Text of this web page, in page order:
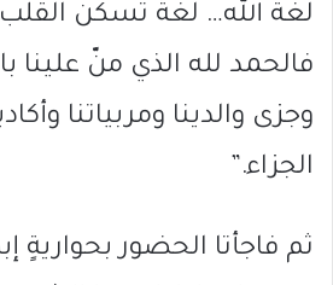
لغة الله… لغةً تسكن
فالحمد لله الذي منّ علينا
وجزى والدينا ومربياتنا
الجزاء.”
ثم فاجأتا الحضور بحواريةٍ